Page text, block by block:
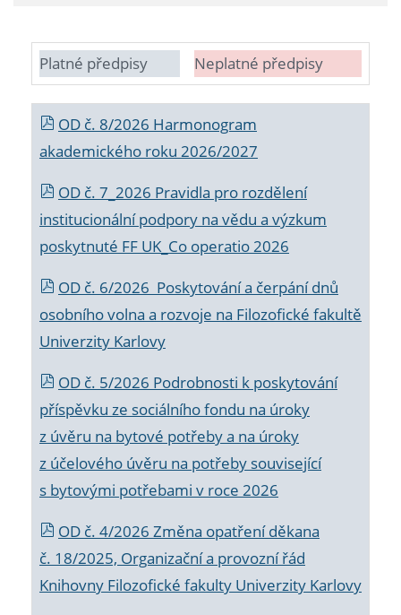
Platné předpisy Neplatné předpisy
OD č. 8/2026 Harmonogram
akademického roku 2026/2027
OD č. 7_2026 Pravidla pro rozdělení
institucionální podpory na vědu a výzkum
poskytnuté FF UK_Co operatio 2026
OD č. 6/2026 Poskytování a čerpání dnů
osobního volna a rozvoje na Filozofické fakultě
Univerzity Karlovy
OD č. 5/2026 Podrobnosti k poskytování
příspěvku ze sociálního fondu na úroky
z úvěru na bytové potřeby a na úroky
z účelového úvěru na potřeby související
s bytovými potřebami v roce 2026
OD č. 4/2026 Změna opatření děkana
č. 18/2025, Organizační a provozní řád
Knihovny Filozofické fakulty Univerzity Karlovy